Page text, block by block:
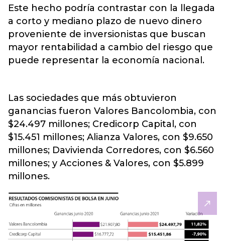
Este hecho podría contrastar con la llegada
a corto y mediano plazo de nuevo dinero
proveniente de inversionistas que buscan
mayor rentabilidad a cambio del riesgo que
puede representar la economía nacional.
Las sociedades que más obtuvieron
ganancias fueron Valores Bancolombia, con
$24.497 millones; Credicorp Capital, con
$15.451 millones; Alianza Valores, con $9.650
millones; Davivienda Corredores, con $6.560
millones; y Acciones & Valores, con $5.899
millones.